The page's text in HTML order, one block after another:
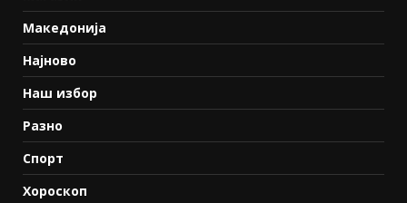
Македонија
Најново
Наш избор
Разно
Спорт
Хороскоп